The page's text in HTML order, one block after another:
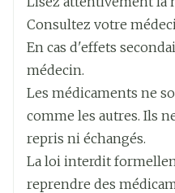
les chiens âgés de
moins de 1,4 kg.
l'utilisation du
reposer sur
infectieux et sur des
L'utilisation du
dehors des
augmenter la
résistantes au
important de notifier
notification permet un
l'innocuité d'un
des effets indésirables,
pas sur cette notice, ou
médicament n'a pas été
contacter en premier
pouvez également
Préservation
25°C)
Consultez votre
En cas d'effets
médecin.
Les médicaments ne
comme les autres. Ils
repris ni échangés.
La loi interdit
reprendre des